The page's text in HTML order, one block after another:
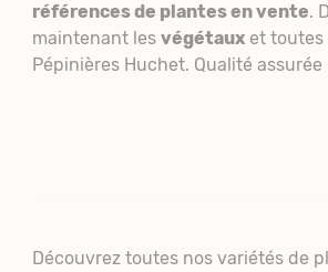
références de plantes en vente.
maintenant les végétauxet toutes
Pépinières Huchet. Qualité assurée
Découvrez toutes nos variétés de